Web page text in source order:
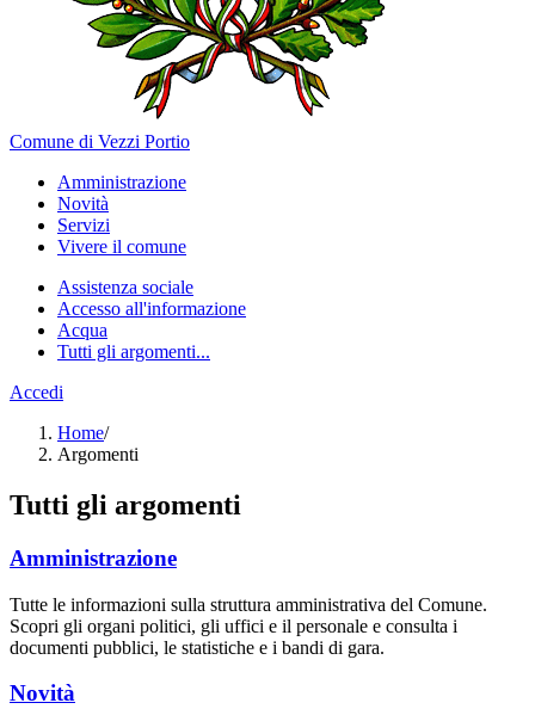
Comune di Vezzi Portio
Amministrazione
Novità
Servizi
Vivere il comune
Assistenza sociale
Accesso all'informazione
Acqua
Tutti gli argomenti...
Accedi
Home/
Argomenti
Tutti gli argomenti
Amministrazione
Tutte le informazioni sulla struttura amministrativa del Comune.
Scopri gli organi politici, gli uffici e il personale e consulta i
documenti pubblici, le statistiche e i bandi di gara.
Novità